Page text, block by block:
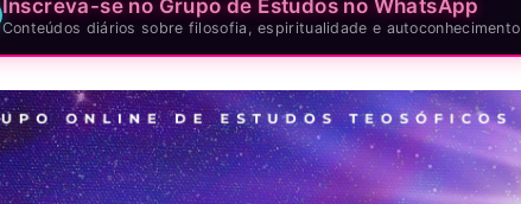
Inscreva-se no Grupo de Estudos no WhatsApp
Conteúdos diários sobre filosofia, espiritualidade e autoconhecimento